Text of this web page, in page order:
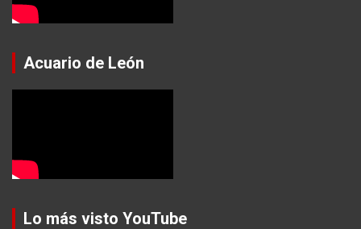
Acuario de León
Lo más visto YouTube